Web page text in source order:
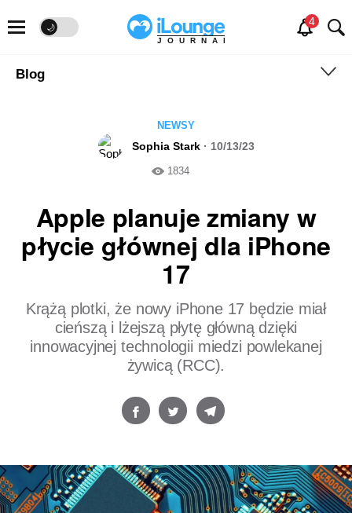
🌙
JOURNAL
Blog
NEWSY
Sophia Stark· 10/13/23
1834
Apple planuje zmiany w
płycie głównej dla iPhone
17
Krążą plotki, że nowy iPhone 17 będzie miał
cieńszą i lżejszą płytę główną dzięki
innowacyjnej technologii miedzi powlekanej
żywicą (RCC).